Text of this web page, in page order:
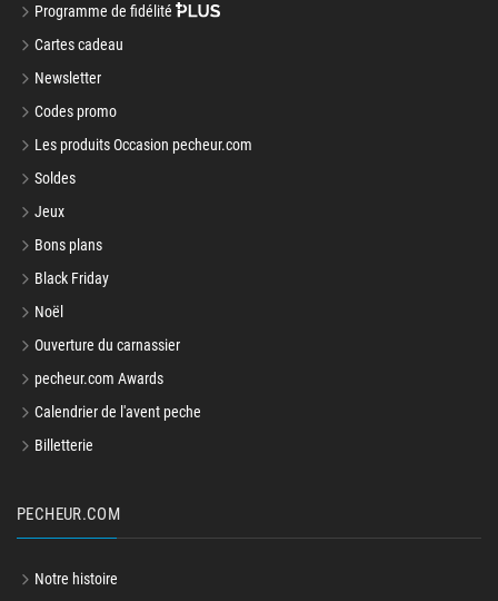
Programme de fidélité
Cartes cadeau
Newsletter
Codes promo
Les produits Occasion pecheur.com
Soldes
Jeux
Bons plans
Black Friday
Noël
Ouverture du carnassier
pecheur.com Awards
Calendrier de l'avent peche
Billetterie
PECHEUR.COM
Notre histoire